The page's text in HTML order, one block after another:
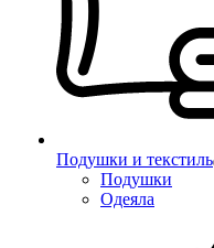
Подушки и текстиль
Подушки
Одеяла